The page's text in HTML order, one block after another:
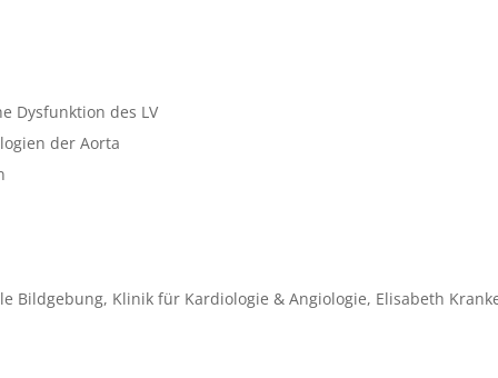
Dysfunktion des LV
der Aorta
Bildgebung, Klinik für Kardiologie & Angiologie, Elisabeth